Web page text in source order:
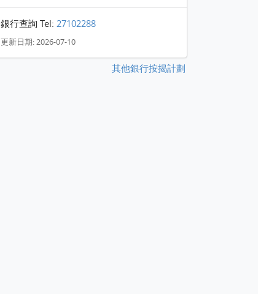
銀行查詢 Tel:27102288
更新日期: 2026-07-10
其他銀行按揭計劃